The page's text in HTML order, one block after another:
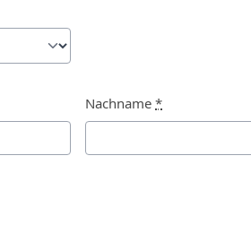
Nachname *